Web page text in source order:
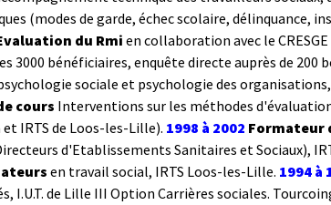
(modes de garde, échec scolaire, délinquance,
du Rmi en collaboration avec le
3000 bénéficiaires, enquête directe auprès de
sociale et psychologie des
cours Interventions sur les méthodes
IRTS de Loos-les-Lille). 1998 à 2002 Formateur
d'Etablissements Sanitaires et Sociaux),
en travail social, IRTS Loos-les-Lille. 1994 à
I.U.T. de Lille III Option Carrières sociales.